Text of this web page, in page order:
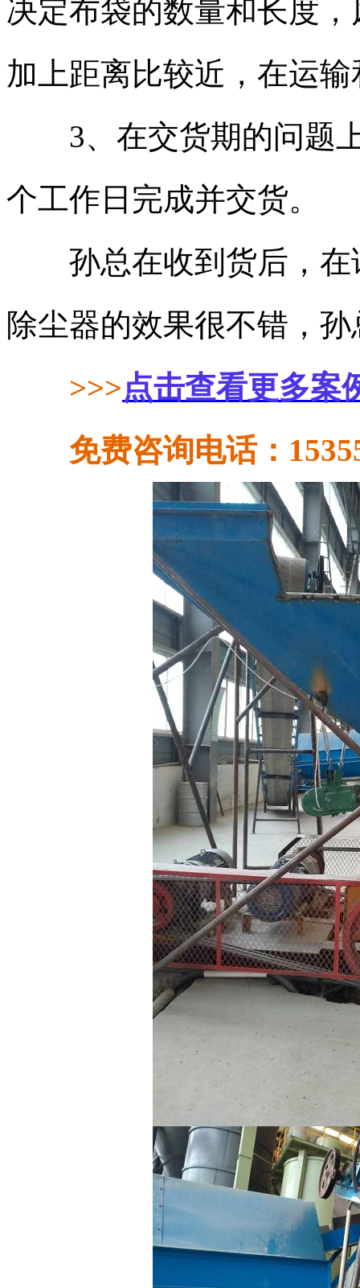
决定布袋的数量和长度
加上距离比较近，在运
3、在交货期的问题上
个工作日完成并交货。
孙总在收到货后，在
除尘器的效果很不错，
>>>点击查看更多案
免费咨询电话：